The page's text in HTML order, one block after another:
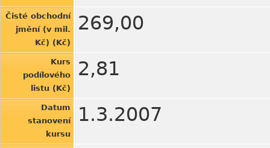
Čisté obchodní
jmění (v mil.
Kč) (Kč)
269,00
Kurs
podílového
listu (Kč)
2,81
Datum
stanovení
kursu
1.3.2007